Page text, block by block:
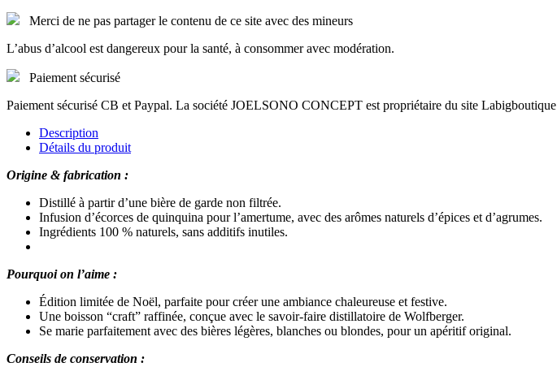
Merci de ne pas partager le contenu de ce site avec des mineurs
L’abus d’alcool est dangereux pour la santé, à consommer avec modération.
Paiement sécurisé
Paiement sécurisé CB et Paypal. La société JOELSONO CONCEPT est propriétaire du site Labigboutique
Description
Détails du produit
Origine & fabrication :
Distillé à partir d’une bière de garde non filtrée.
Infusion d’écorces de quinquina pour l’amertume, avec des arômes naturels d’épices et d’agrumes.
Ingrédients 100 % naturels, sans additifs inutiles.
Pourquoi on l’aime :
Édition limitée de Noël, parfaite pour créer une ambiance chaleureuse et festive.
Une boisson “craft” raffinée, conçue avec le savoir-faire distillatoire de Wolfberger.
Se marie parfaitement avec des bières légères, blanches ou blondes, pour un apéritif original.
Conseils de conservation :